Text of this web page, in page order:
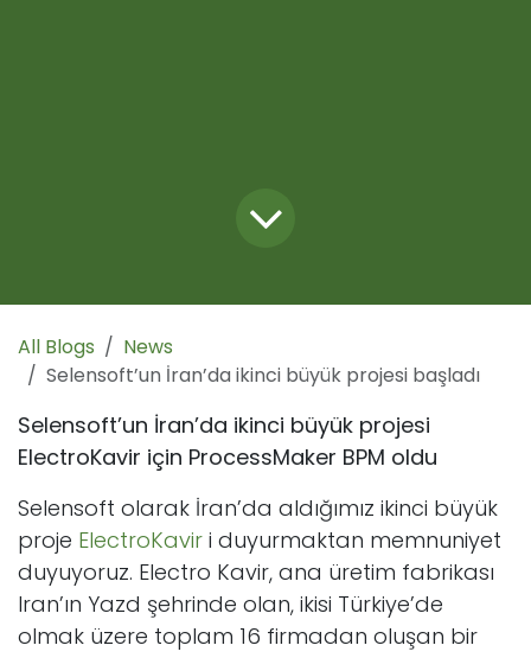
All Blogs
News
Selensoft’un İran’da ikinci büyük projesi başladı
Selensoft’un İran’da ikinci büyük projesi
ElectroKavir için ProcessMaker BPM oldu
Selensoft olarak İran’da aldığımız ikinci büyük
proje ElectroKavir i duyurmaktan memnuniyet
duyuyoruz. Electro Kavir, ana üretim fabrikası
Iran’ın Yazd şehrinde olan, ikisi Türkiye’de
olmak üzere toplam 16 firmadan oluşan bir